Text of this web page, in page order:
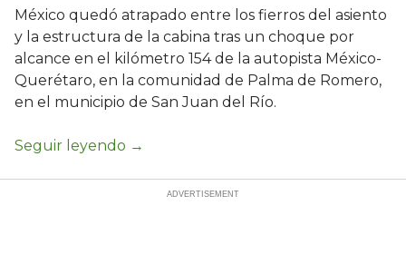
México quedó atrapado entre los fierros del asiento
y la estructura de la cabina tras un choque por
alcance en el kilómetro 154 de la autopista México-
Querétaro, en la comunidad de Palma de Romero,
en el municipio de San Juan del Río.